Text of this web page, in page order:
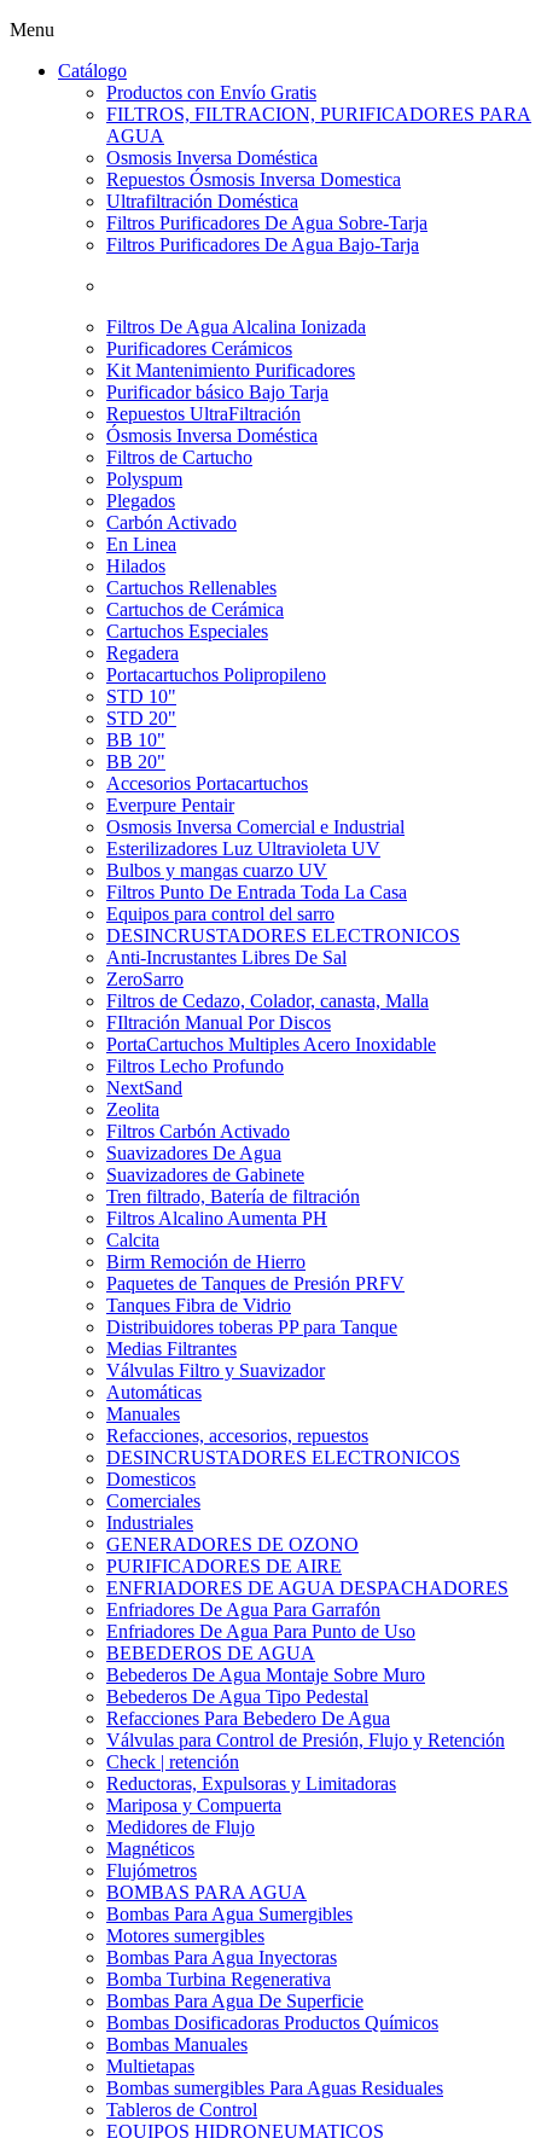
Menu
Catálogo
Productos con Envío Gratis
FILTROS, FILTRACION, PURIFICADORES PARA
AGUA
Osmosis Inversa Doméstica
Repuestos Ósmosis Inversa Domestica
Ultrafiltración Doméstica
Filtros Purificadores De Agua Sobre-Tarja
Filtros Purificadores De Agua Bajo-Tarja
Filtros De Agua Alcalina Ionizada
Purificadores Cerámicos
Kit Mantenimiento Purificadores
Purificador básico Bajo Tarja
Repuestos UltraFiltración
Ósmosis Inversa Doméstica
Filtros de Cartucho
Polyspum
Plegados
Carbón Activado
En Linea
Hilados
Cartuchos Rellenables
Cartuchos de Cerámica
Cartuchos Especiales
Regadera
Portacartuchos Polipropileno
STD 10"
STD 20"
BB 10"
BB 20"
Accesorios Portacartuchos
Everpure Pentair
Osmosis Inversa Comercial e Industrial
Esterilizadores Luz Ultravioleta UV
Bulbos y mangas cuarzo UV
Filtros Punto De Entrada Toda La Casa
Equipos para control del sarro
DESINCRUSTADORES ELECTRONICOS
Anti-Incrustantes Libres De Sal
ZeroSarro
Filtros de Cedazo, Colador, canasta, Malla
FIltración Manual Por Discos
PortaCartuchos Multiples Acero Inoxidable
Filtros Lecho Profundo
NextSand
Zeolita
Filtros Carbón Activado
Suavizadores De Agua
Suavizadores de Gabinete
Tren filtrado, Batería de filtración
Filtros Alcalino Aumenta PH
Calcita
Birm Remoción de Hierro
Paquetes de Tanques de Presión PRFV
Tanques Fibra de Vidrio
Distribuidores toberas PP para Tanque
Medias Filtrantes
Válvulas Filtro y Suavizador
Automáticas
Manuales
Refacciones, accesorios, repuestos
DESINCRUSTADORES ELECTRONICOS
Domesticos
Comerciales
Industriales
GENERADORES DE OZONO
PURIFICADORES DE AIRE
ENFRIADORES DE AGUA DESPACHADORES
Enfriadores De Agua Para Garrafón
Enfriadores De Agua Para Punto de Uso
BEBEDEROS DE AGUA
Bebederos De Agua Montaje Sobre Muro
Bebederos De Agua Tipo Pedestal
Refacciones Para Bebedero De Agua
Válvulas para Control de Presión, Flujo y Retención
Check | retención
Reductoras, Expulsoras y Limitadoras
Mariposa y Compuerta
Medidores de Flujo
Magnéticos
Flujómetros
BOMBAS PARA AGUA
Bombas Para Agua Sumergibles
Motores sumergibles
Bombas Para Agua Inyectoras
Bomba Turbina Regenerativa
Bombas Para Agua De Superficie
Bombas Dosificadoras Productos Químicos
Bombas Manuales
Multietapas
Bombas sumergibles Para Aguas Residuales
Tableros de Control
EQUIPOS HIDRONEUMATICOS